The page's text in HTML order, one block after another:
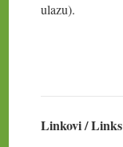
ulazu).
Linkovi / Links